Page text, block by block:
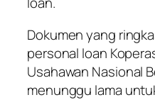
Dokumen yang
personal loan
Usahawan Nasional
menunggu lama